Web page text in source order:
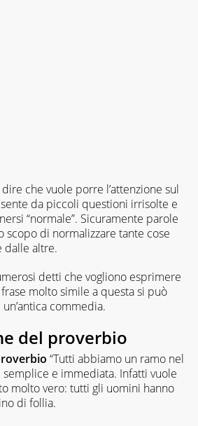
che vuole porre l’attenzione sul
da piccoli questioni irrisolte e
“normale”. Sicuramente parole
scopo di normalizzare tante cose
dalle altre.
detti che vogliono esprimere
molto simile a questa si può
commedia.
del proverbio
“Tutti abbiamo un ramo nel
semplice e immediata. Infatti vuole
molto vero: tutti gli uomini hanno
di follia.